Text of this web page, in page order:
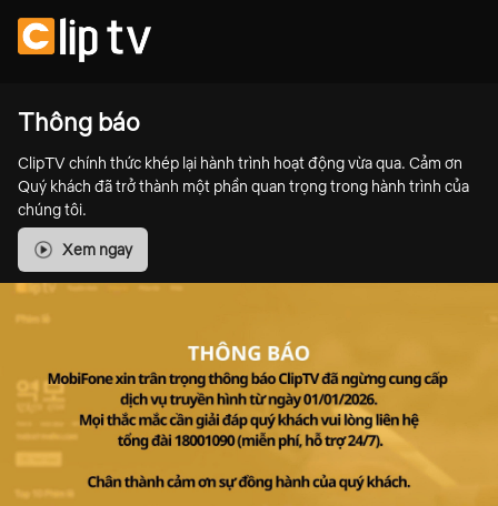
Thông báo
ClipTV chính thức khép lại hành trình hoạt động vừa qua. Cảm ơn
Quý khách đã trở thành một phần quan trọng trong hành trình của
chúng tôi.
Xem ngay